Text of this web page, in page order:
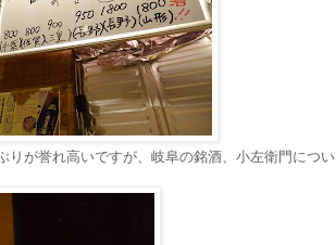
りが誉れ高いですが、岐阜の銘酒、小左衛門につい